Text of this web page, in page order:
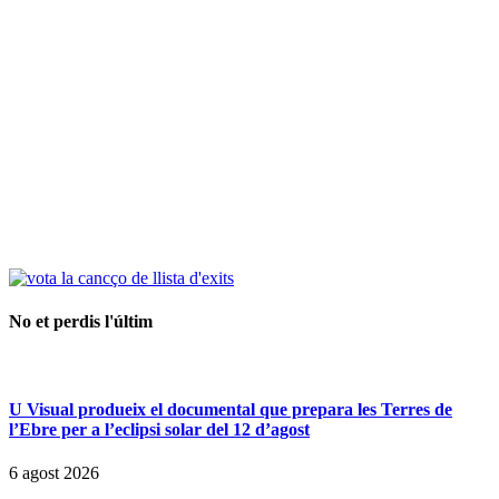
No et perdis l'últim
U Visual produeix el documental que prepara les Terres de
l’Ebre per a l’eclipsi solar del 12 d’agost
6 agost 2026